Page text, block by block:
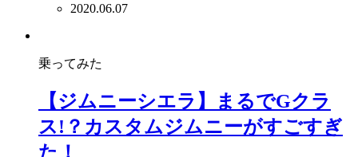
2020.06.07
乗ってみた
【ジムニーシエラ】まるでGクラ
ス!？カスタムジムニーがすごすぎ
た！